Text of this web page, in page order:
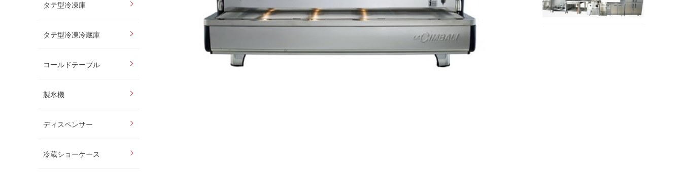
タテ型冷凍庫
タテ型冷凍冷蔵庫
コールドテーブル
製氷機
ディスペンサー
冷蔵ショーケース